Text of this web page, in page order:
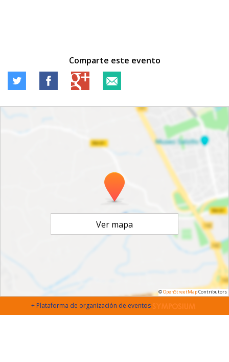
Comparte este evento
Ver mapa
©OpenStreetMapContributors
+ Plataforma de organización de eventos